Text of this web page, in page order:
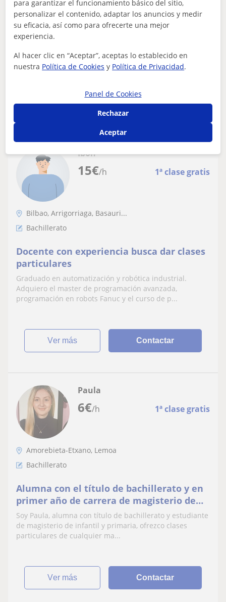
Estudiante universitario con nociones
amplias en fisica, biologia y lengua
castellana
Soy estudiante universitario y he impartido clases a
adolescentes de la eso y bachiller, además tengo
experiencia en campos como biologia y...
ver más Contactar
15€/h 1ª clase gratis
Ibon
Bilbao, Arrigorriaga, Basauri...
Bachillerato
Docente con experiencia busca dar clases
particulares
Graduado en automatización y robótica industrial.
Adquiero el master de programación avanzada,
programación en robots Fanuc y el curso de p...
ver más Contactar
6€/h 1ª clase gratis
Paula
Amorebieta-Etxano, Lemoa
Bachillerato
Alumna con el título de bachillerato y en
primer año de carrera de magisterio de
infantil y primaria, ofrece clases para
niños
Soy Paula, alumna con título de bachillerato y estudiante
de magisterio de infantil y primaria, ofrezco clases
particulares de cualquier ma...
ver más Contactar
para garantizar el funcionamiento básico del sitio,
personalizar el contenido, adaptar los anuncios y medir
su eficacia, así como para ofrecerte una mejor
experiencia.
Al hacer clic en “Aceptar”, aceptas lo establecido en
nuestra Política de Cookies y Política de Privacidad.
Panel de Cookies
Rechazar
Aceptar